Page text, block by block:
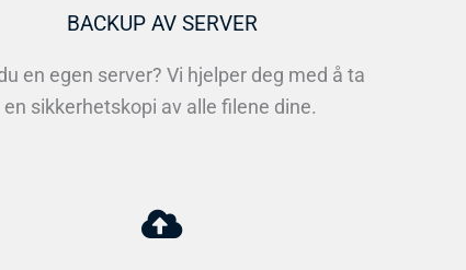
BACKUP AV SERVER
en egen server? Vi hjelper deg med å ta
en sikkerhetskopi av alle filene dine.